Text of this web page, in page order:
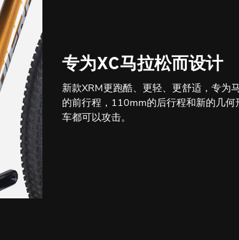
专为XC马拉松而设计
新款XRM更跑酷、更轻、更舒适，专为
的前行程，110mm的后行程和新的几
车都可以攻击。